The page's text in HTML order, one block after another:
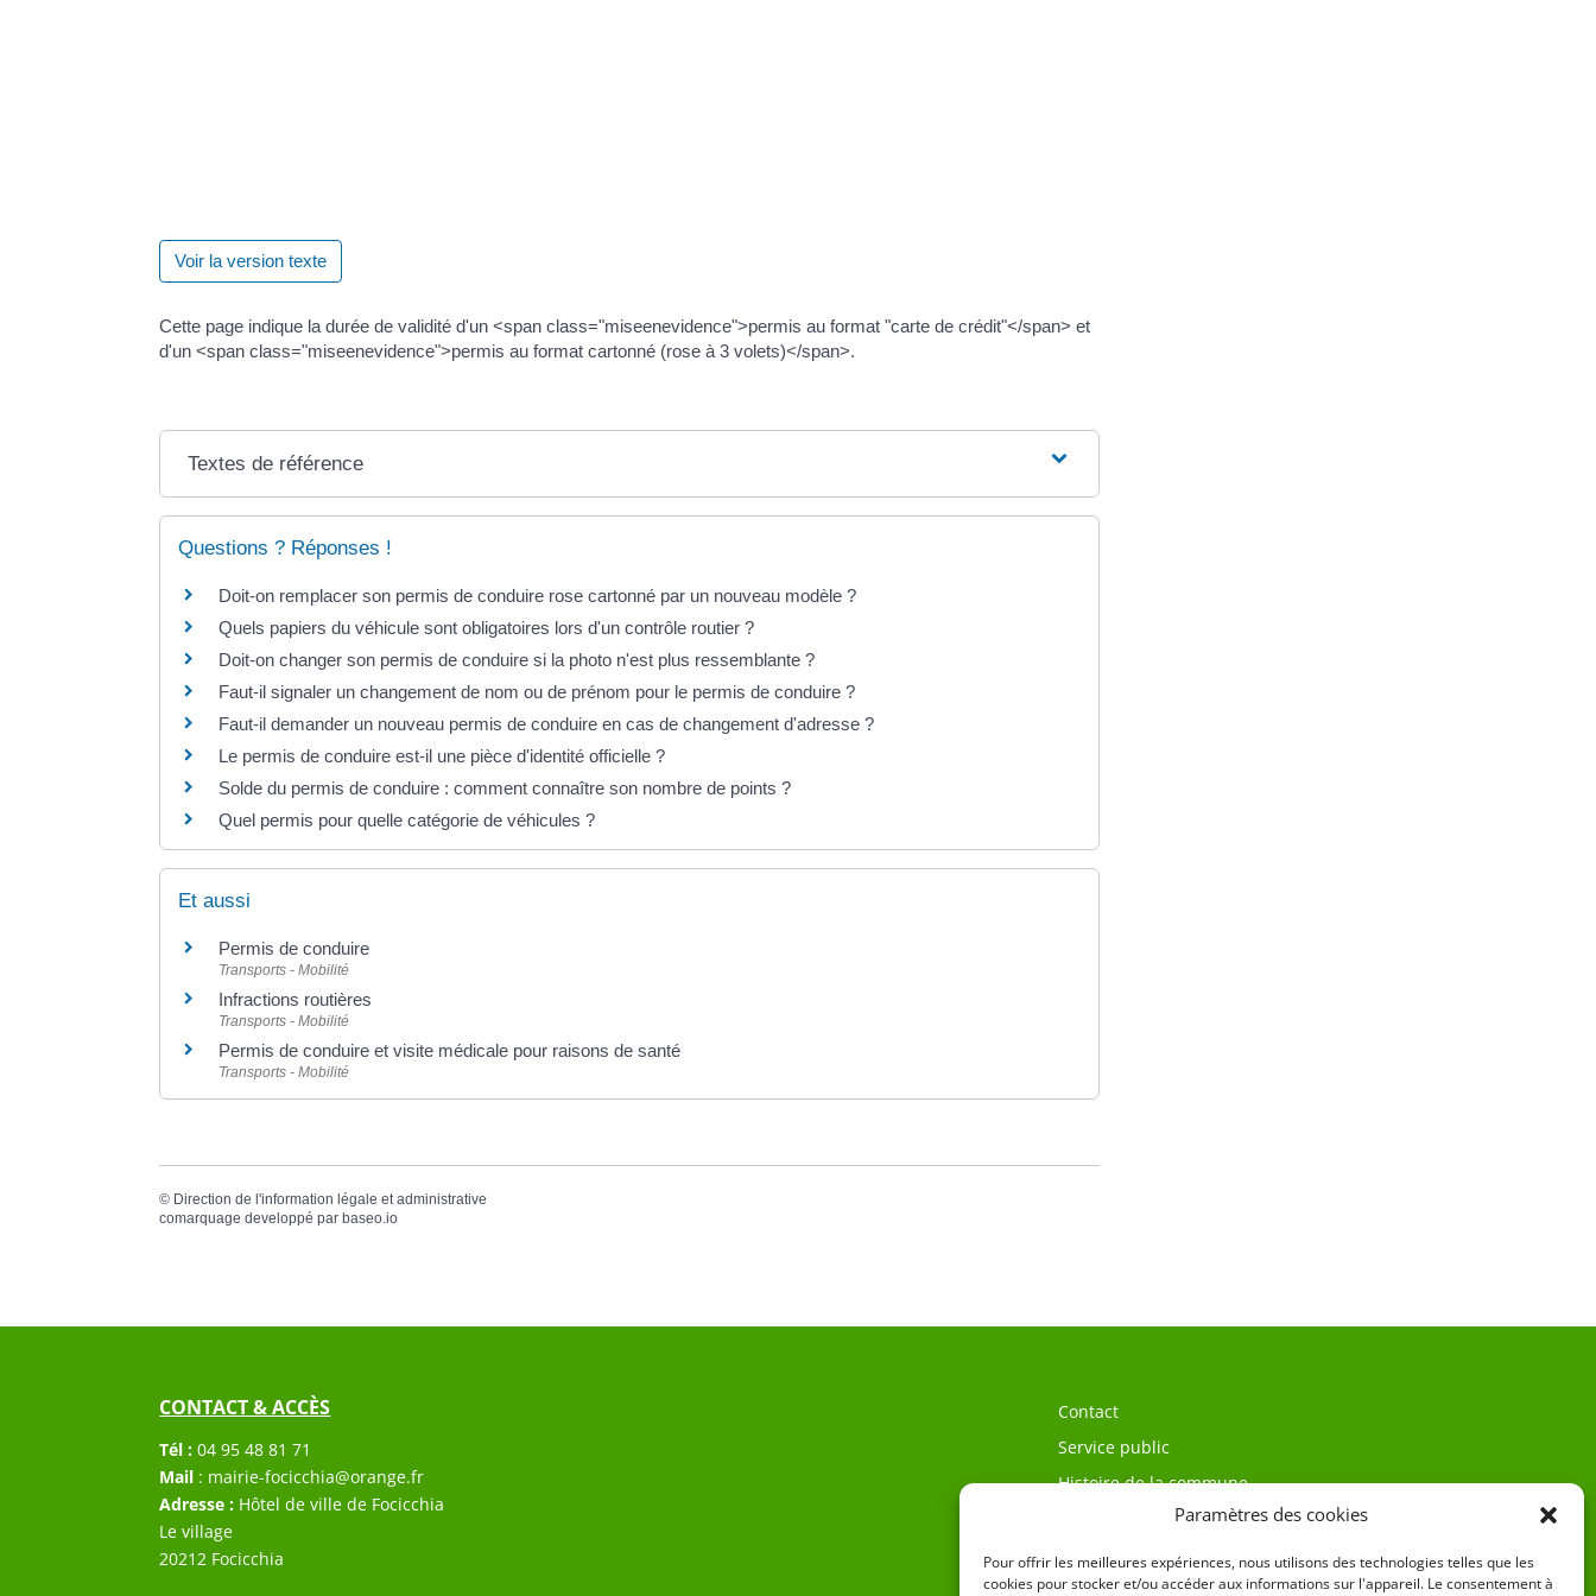
Paramètres des cookies
Pour offrir les meilleures expériences, nous utilisons des technologies telles que les
cookies pour stocker et/ou accéder aux informations sur l'appareil. Le consentement à
Voir la version texte
Cette page indique la durée de validité d'un <span class="miseenevidence">permis au format "carte de crédit"</span> et
d'un <span class="miseenevidence">permis au format cartonné (rose à 3 volets)</span>.
Textes de référence
Questions ? Réponses !
Doit-on remplacer son permis de conduire rose cartonné par un nouveau modèle ?
Quels papiers du véhicule sont obligatoires lors d'un contrôle routier ?
Doit-on changer son permis de conduire si la photo n'est plus ressemblante ?
Faut-il signaler un changement de nom ou de prénom pour le permis de conduire ?
Faut-il demander un nouveau permis de conduire en cas de changement d'adresse ?
Le permis de conduire est-il une pièce d'identité officielle ?
Solde du permis de conduire : comment connaître son nombre de points ?
Quel permis pour quelle catégorie de véhicules ?
Et aussi
Permis de conduire
Transports - Mobilité
Infractions routières
Transports - Mobilité
Permis de conduire et visite médicale pour raisons de santé
Transports - Mobilité
© Direction de l'information légale et administrative
comarquage developpé par baseo.io
CONTACT & ACCÈS
Tél : 04 95 48 81 71
Mail : mairie-focicchia@orange.fr
Adresse : Hôtel de ville de Focicchia
Le village
20212 Focicchia
Contact
Service public
Histoire de la commune